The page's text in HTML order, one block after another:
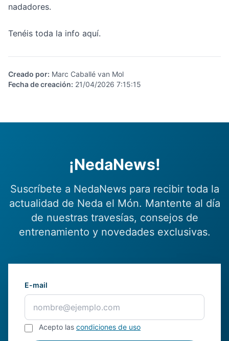
nadadores.
Tenéis toda la info aquí.
Creado por: Marc Caballé van Mol
Fecha de creación: 21/04/2026 7:15:15
¡NedaNews!
Suscríbete a NedaNews para recibir toda la
actualidad de Neda el Món. Mantente al día
de nuestras travesías, consejos de
entrenamiento y novedades exclusivas.
E-mail
Acepto las condiciones de uso